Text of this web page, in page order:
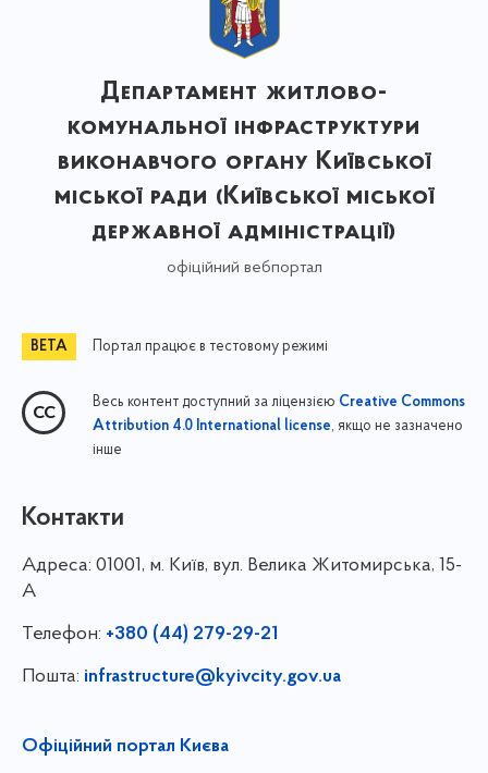
Департамент житлово-
комунальної інфраструктури
виконавчого органу Київської
міської ради (Київської міської
державної адміністрації)
офіційний вебпортал
Портал працює в тестовому режимі
Весь контент доступний за ліцензією Creative Commons
Attribution 4.0 International license, якщо не зазначено
інше
Контакти
Адреса: 01001, м. Київ, вул. Велика Житомирська, 15-
А
Телефон: +380 (44) 279-29-21
Пошта: infrastructure@kyivcity.gov.ua
Офіційний портал Києва